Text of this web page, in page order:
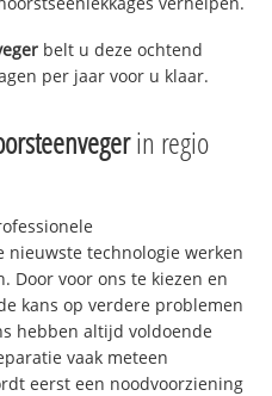
belt u deze ochtend
per jaar voor u klaar.
in regio
nieuwste technologie werken
Door voor ons te kiezen en
kans op verdere problemen
hebben altijd voldoende
vaak meteen
eerst een noodvoorziening